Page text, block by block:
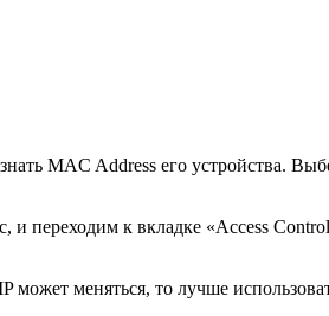
MAC Address его устройства.
переходим к вкладке «Access
меняться, то лучше